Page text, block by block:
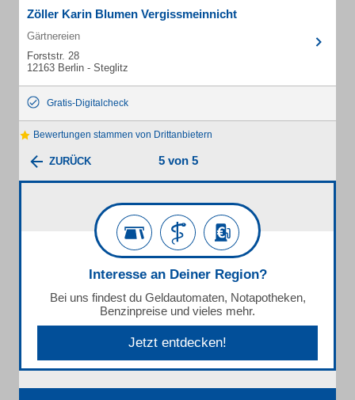
Zöller Karin Blumen Vergissmeinnicht
Gärtnereien
Forststr. 28
12163 Berlin - Steglitz
Gratis-Digitalcheck
Bewertungen stammen von Drittanbietern
ZURÜCK 5 von 5
Interesse an Deiner Region?
Bei uns findest du Geldautomaten, Notapotheken,
Benzinpreise und vieles mehr.
Jetzt entdecken!